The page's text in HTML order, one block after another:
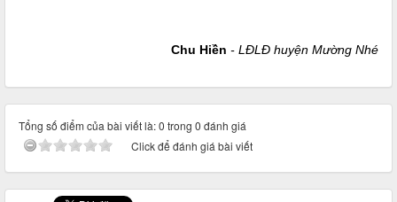
Chu Hiền - LĐLĐ huyện Mường Nhé
Tổng số điểm của bài viết là: 0 trong 0 đánh giá
Click để đánh giá bài viết